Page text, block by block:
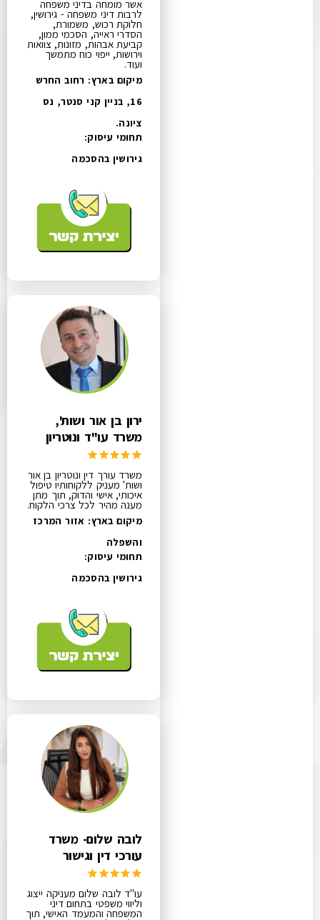
אשר מומחה בדיני משפחה
לרבות דיני משפחה - גירושין,
חלוקת רכוש, משמורת,
הסדרי ראייה, הסכמי ממון,
קביעת אבהות, מזונות, צוואות
וירושות, ייפוי כוח מתמשך
ועוד.
מיקום בארץ: רחוב החרש
16, בניין קני סנטר, נס
ציונה.
תחומי עיסוק:
גירושין בהסכמה
ירון בן אור ושות',
משרד עו"ד ונוטריון
משרד עורך דין ונוטריון בן אור
ושות' מעניק ללקוחותיו טיפול
איכותי, אישי והדוק, תוך מתן
מענה מהיר לכל צרכי הלקוח.
מיקום בארץ: אזור המרכז
והשפלה
תחומי עיסוק:
גירושין בהסכמה
לובה שלום- משרד
עורכי דין וגישור
עו"ד לובה שלום מעניקה ייצוג
וליווי משפטי בתחום דיני
המשפחה והמעמד האישי, תוך